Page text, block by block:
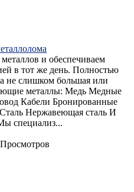
и обеспечиваем
в тот же день. Полностью
не слишком большая или
металлы: Медь Медные
Кабели Бронированные
Нержавеющая сталь И
специализ...